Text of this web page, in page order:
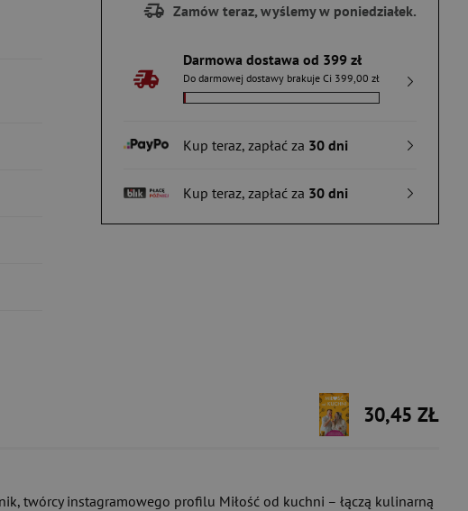
Zamów teraz, wyślemy w poniedziałek.
Darmowa dostawa od 399 zł
Do darmowej dostawy brakuje Ci 399,00 zł
Kup teraz, zapłać za 30 dni
Kup teraz, zapłać za 30 dni
30,45 ZŁ
twórcy instagramowego profilu Miłość od kuchni – łączą kulinarną